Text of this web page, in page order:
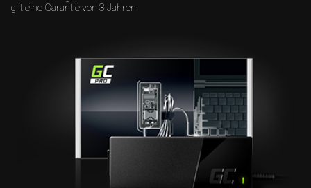
gilt eine Garantie von 3 Jahren.